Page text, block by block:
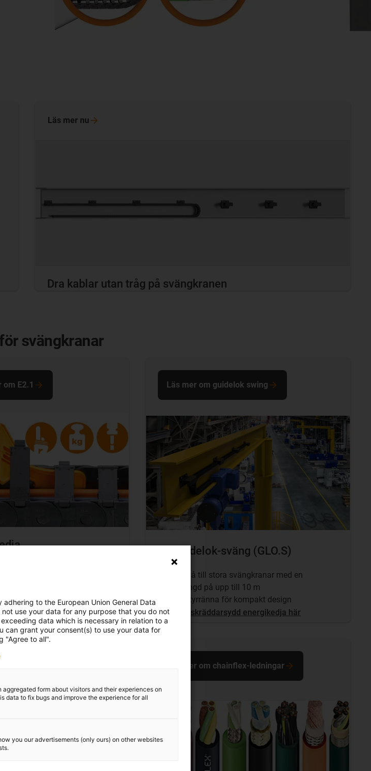
Dra kablar utan tråg på svängkranen
Läs mer nu
svängkranar
montering
för alla
prov nu
om E2.1
Ny guidelok-sväng (GLO.S)
För små till stora svängkranar med en
slaglängd på upp till 10 m
Utan styrränna för kompakt design
Begär skräddarsydd energikedja här
Läs mer om guidelok swing
Läs mer om chainflex-ledningar
to the European Union General Data
not use your data for any purpose that you do not
data which is necessary in relation to a
can grant your consent(s) to use your data for
"Agree to all".
aggregated form about visitors and their experiences on
data to fix bugs and improve the experience for all
you our advertisements (only ours) on other websites